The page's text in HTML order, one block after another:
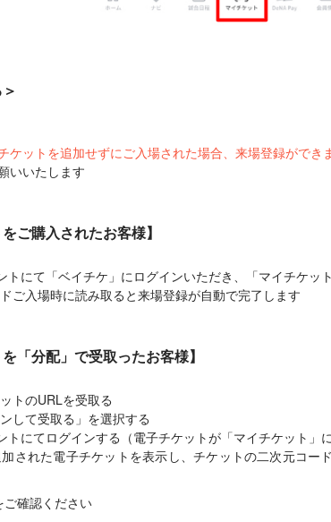
ケットを追加せずにご入場された場合、来場登録ができ
いいたします
ご購入されたお客様】
トにて「ベイチケ」にログインいただき、「マイチケッ
ご入場時に読み取ると来場登録が自動で完了します
「分配」で受取ったお客様】
トのURLを受取る
して受取る」を選択する
トにてログインする（電子チケットが「マイチケット」
された電子チケットを表示し、チケットの二次元コー
ご確認ください